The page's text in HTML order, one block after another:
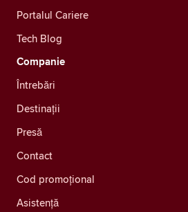
Portalul Cariere
Tech Blog
Companie
Întrebări
Destinații
Presă
Contact
Cod promoțional
Asistență